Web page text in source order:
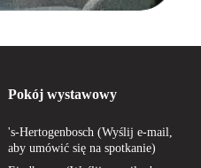
Pokój wystawowy
's-Hertogenbosch (Wyślij e-mail,
aby umówić się na spotkanie)